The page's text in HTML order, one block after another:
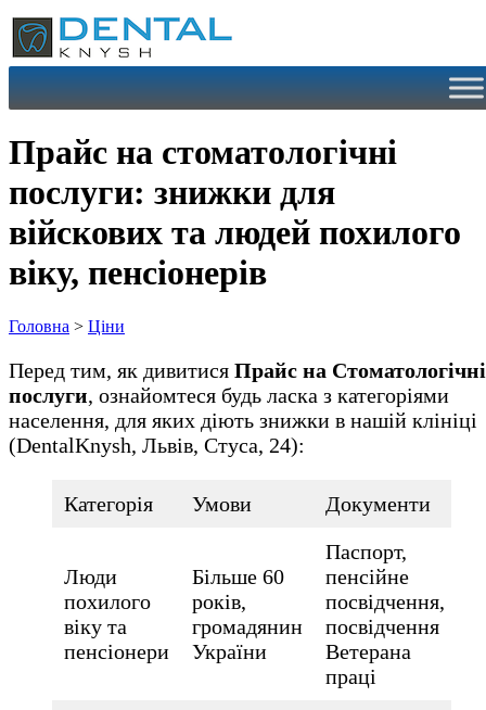
Перейти
до
вмісту
Прайс на стоматологічні
послуги: знижки для
війскових та людей похилого
віку, пенсіонерів
Головна > Ціни
Перед тим, як дивитися Прайс на Стоматологічні
послуги, ознайомтеся будь ласка з категоріями
населення, для яких діють знижки в нашій клініці
(DentalKnysh, Львів, Стуса, 24):
Категорія Умови Документи
Люди
похилого
віку та
пенсіонери
Більше 60
років,
громадянин
України
Паспорт,
пенсійне
посвідчення,
посвідчення
Ветерана
праці